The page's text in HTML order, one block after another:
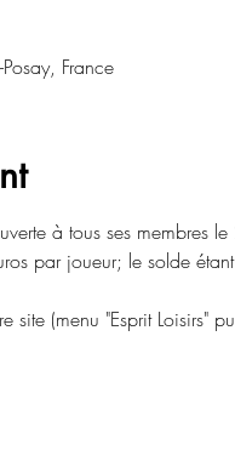
France
à tous ses
par joueur; le solde
(menu "Esprit Loisirs"